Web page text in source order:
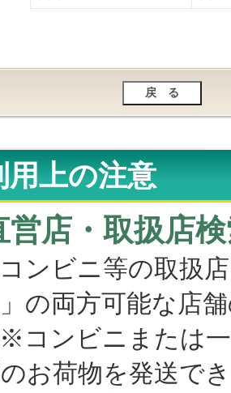
用上の注意
営店・取扱店
ンビニ等の取扱
の両方可能な店
ンビニまたは一
お荷物を発送で